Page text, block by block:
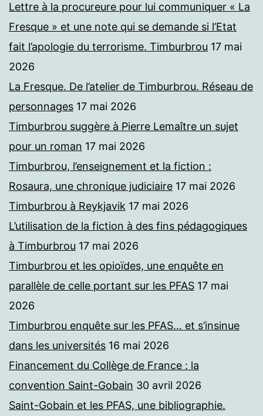
Lettre à la procureure pour lui communiquer « La
Fresque » et une note qui se demande si l’Etat
fait l’apologie du terrorisme. Timburbrou 17 mai
2026
La Fresque. De l’atelier de Timburbrou. Réseau de
personnages 17 mai 2026
Timburbrou suggère à Pierre Lemaître un sujet
pour un roman 17 mai 2026
Timburbrou, l’enseignement et la fiction :
Rosaura, une chronique judiciaire 17 mai 2026
Timburbrou à Reykjavik 17 mai 2026
L’utilisation de la fiction à des fins pédagogiques
à Timburbrou 17 mai 2026
Timburbrou et les opioïdes, une enquête en
parallèle de celle portant sur les PFAS 17 mai
2026
Timburbrou enquête sur les PFAS… et s’insinue
dans les universités 16 mai 2026
Financement du Collège de France : la
convention Saint-Gobain 30 avril 2026
Saint-Gobain et les PFAS, une bibliographie.